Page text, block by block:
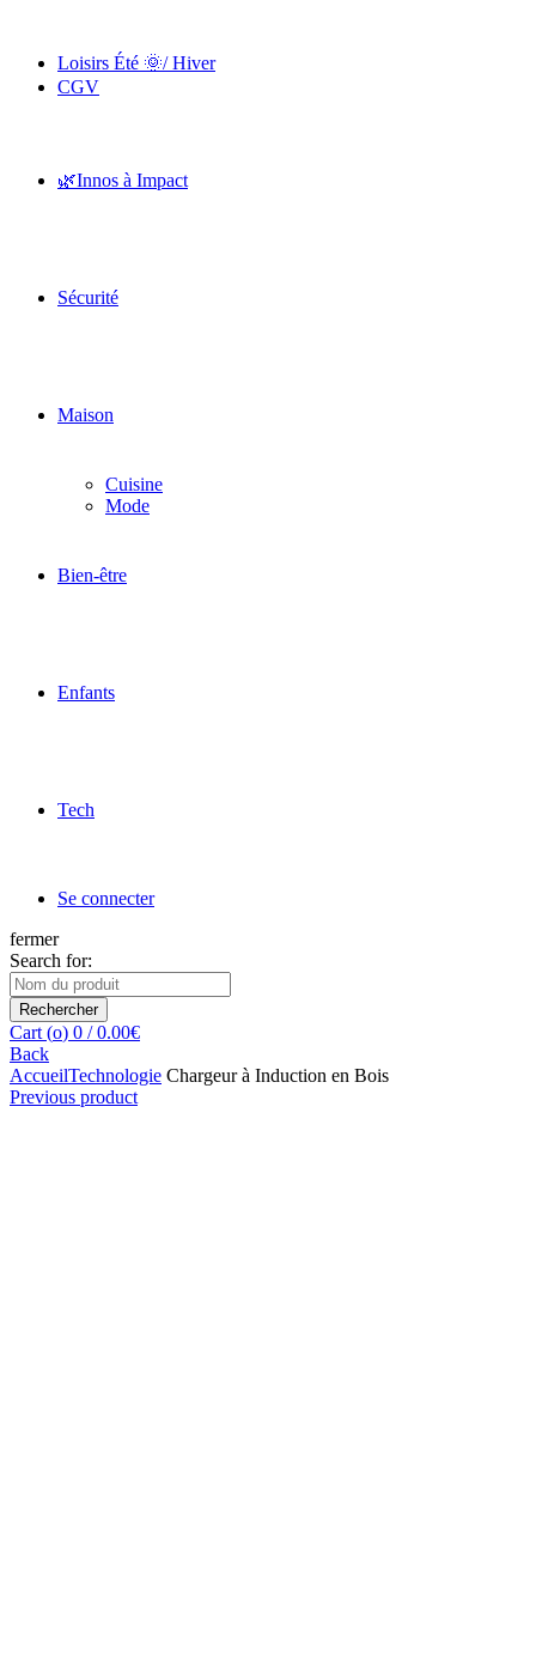
CGV
Loisirs Été 🌞/ Hiver
🌿Innos à Impact
Sécurité
Maison
Cuisine
Mode
Bien-être
Enfants
Tech
Se connecter
fermer
Search for:
Rechercher
Cart (o) 0 / 0.00€
Back
AccueilTechnologie Chargeur à Induction en Bois
Previous product